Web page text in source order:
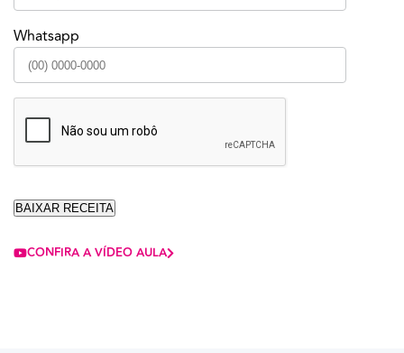
Whatsapp
CONFIRA A VÍDEO AULA